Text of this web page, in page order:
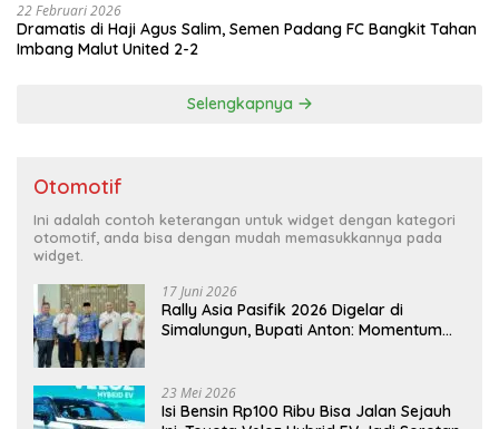
22 Februari 2026
Dramatis di Haji Agus Salim, Semen Padang FC Bangkit Tahan
Imbang Malut United 2-2
Selengkapnya
Otomotif
Ini adalah contoh keterangan untuk widget dengan kategori
otomotif, anda bisa dengan mudah memasukkannya pada
widget.
17 Juni 2026
Rally Asia Pasifik 2026 Digelar di
Simalungun, Bupati Anton: Momentum
23 Mei 2026
Isi Bensin Rp100 Ribu Bisa Jalan Sejauh